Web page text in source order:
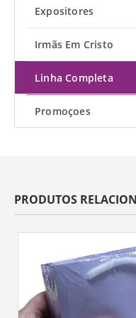
Expositores
Irmãs Em Cristo
Linha Completa
Promoçoes
PRODUTOS